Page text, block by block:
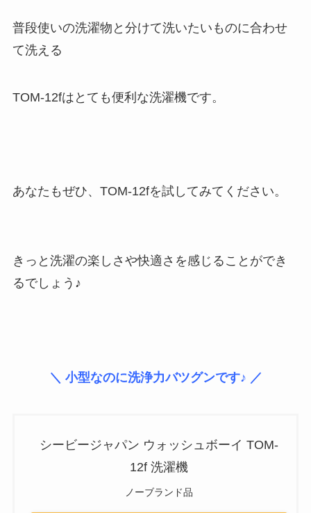
普段使いの洗濯物と分けて洗いたいものに合わせ
て洗える
TOM-12fはとても便利な洗濯機です。
あなたもぜひ、TOM-12fを試してみてください。
きっと洗濯の楽しさや快適さを感じることができ
るでしょう♪
＼ 小型なのに洗浄力バツグンです♪ ／
シービージャパン ウォッシュボーイ TOM-
12f 洗濯機
ノーブランド品